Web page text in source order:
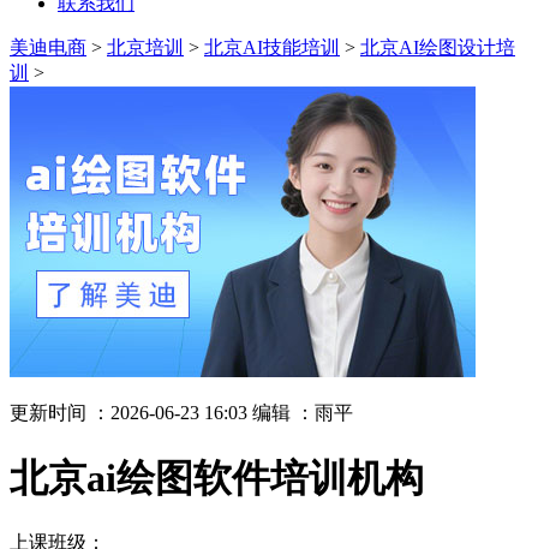
美迪电商 > 北京培训 > 北京AI技能培训 > 北京AI绘图设计培
训 >
更新时间 ：2026-06-23 16:03 编辑 ：雨平
北京ai绘图软件培训机构
上课班级：